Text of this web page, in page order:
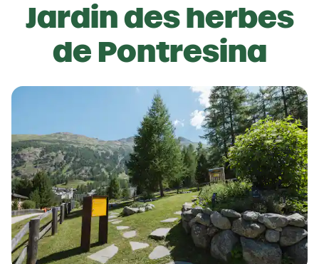
Jardin des herbes
de Pontresina